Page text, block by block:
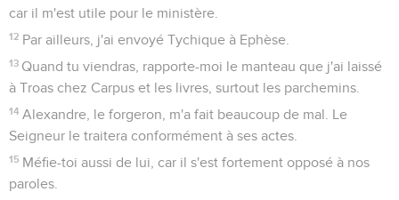
car il m'est utile pour le ministère.
12 Par ailleurs, j'ai envoyé Tychique à Ephèse.
13 Quand tu viendras, rapporte-moi le manteau que j'ai laissé
à Troas chez Carpus et les livres, surtout les parchemins.
14 Alexandre, le forgeron, m'a fait beaucoup de mal. Le
Seigneur le traitera conformément à ses actes.
15 Méfie-toi aussi de lui, car il s'est fortement opposé à nos
paroles.